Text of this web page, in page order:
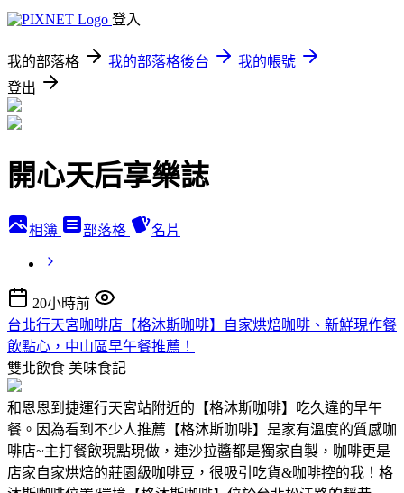
登入
我的部落格 我的部落格後台
我的帳號
登出
開心天后享樂誌
相簿 部落格 名片
20小時前
台北行天宮咖啡店【格沐斯咖啡】自家烘焙咖啡、新鮮現作餐
飲點心，中山區早午餐推薦！
雙北飲食 美味食記
和恩恩到捷運行天宮站附近的【格沐斯咖啡】吃久違的早午
餐。因為看到不少人推薦【格沐斯咖啡】是家有溫度的質感咖
啡店~主打餐飲現點現做，連沙拉醬都是獨家自製，咖啡更是
店家自家烘焙的莊園級咖啡豆，很吸引吃貨&咖啡控的我！格